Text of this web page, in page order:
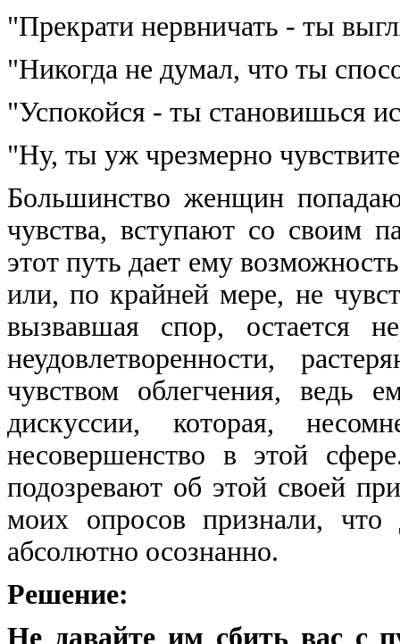
"Прекрати нервничать - ты
"Никогда не думал, что ты
"Успокойся - ты становишься
"Ну, ты уж чрезмерно
Большинство женщин
чувства, вступают со своим
этот путь дает ему
или, по крайней мере, не
вызвавшая спор, остается
неудовлетворенности,
чувством облегчения, ведь
дискуссии, которая,
несовершенство в этой
подозревают об этой своей
моих опросов признали,
абсолютно осознанно.
Решение:
Не давайте им сбить вас с